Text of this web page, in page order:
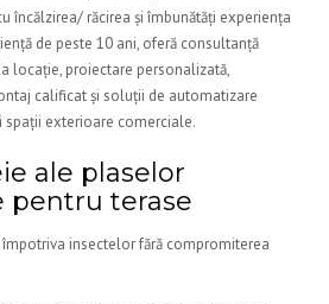
încălzirea/ răcirea și îmbunătăți experiența
de peste 10 ani, oferă consultanță
locație, proiectare personalizată,
calificat și soluții de automatizare
spații exterioare comerciale.
ale plaselor
pentru terase
insectelor fără compromiterea